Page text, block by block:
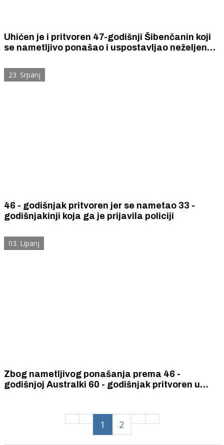
Uhićen je i pritvoren 47-godišnji Šibenčanin koji
se nametljivo ponašao i uspostavljao neželjene
23. Srpanj
46 - godišnjak pritvoren jer se nametao 33 -
godišnjakinji koja ga je prijavila policiji
03. Lipanj
Zbog nametljivog ponašanja prema 46 -
godišnjoj Australki 60 - godišnjak pritvoren u
1 2